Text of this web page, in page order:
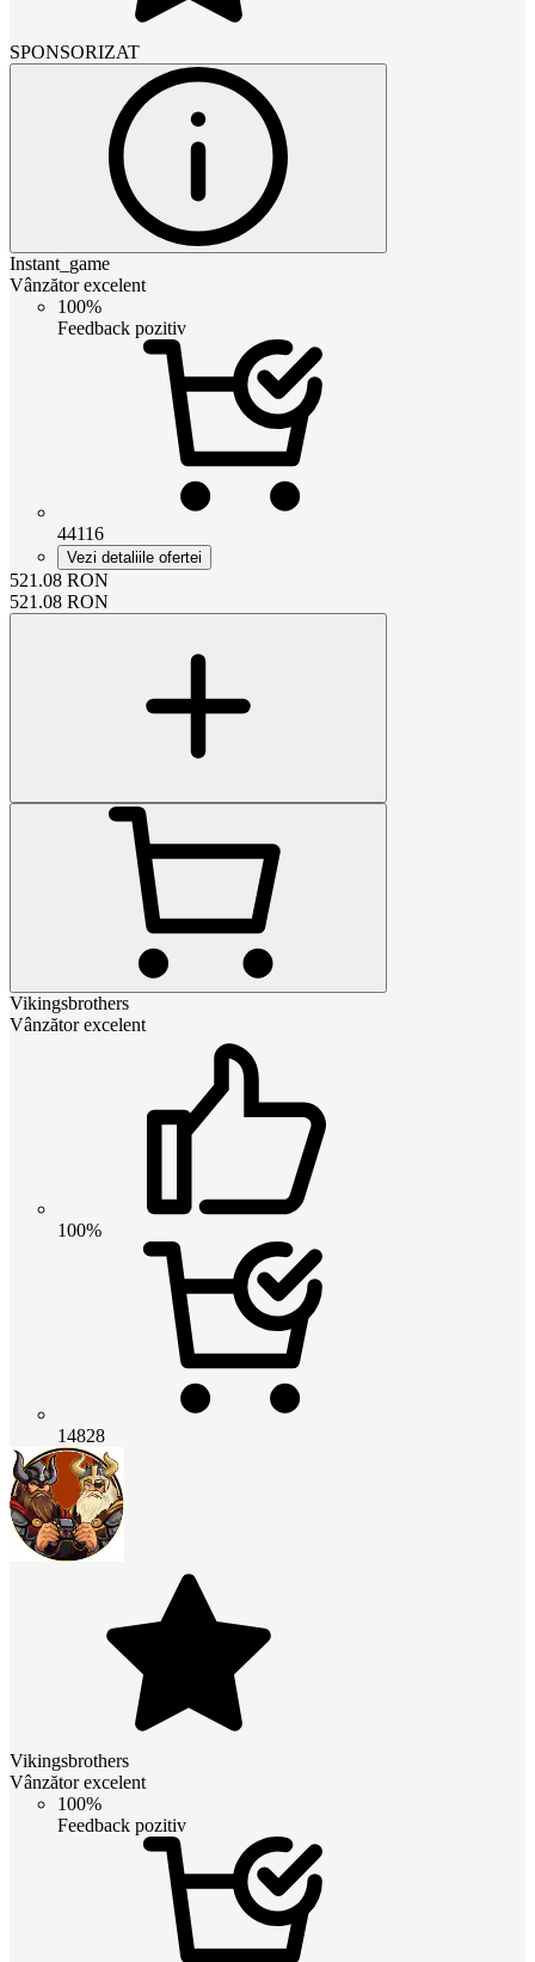
SPONSORIZAT
Instant_game
Vânzător excelent
100%
Feedback pozitiv
44116
Vezi detaliile ofertei
521.08 RON
521.08 RON
Vikingsbrothers
Vânzător excelent
100%
14828
Vikingsbrothers
Vânzător excelent
100%
Feedback pozitiv